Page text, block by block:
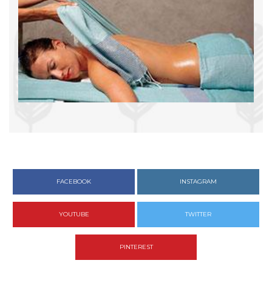
FACEBOOK INSTAGRAM
YOUTUBE TWITTER
PINTEREST